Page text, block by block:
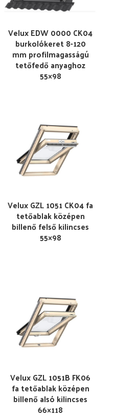
Velux EDW 0000 CK04
burkolókeret 8-120
mm profilmagasságú
tetőfedő anyaghoz
55×98
Velux GZL 1051 CK04 fa
tetőablak középen
billenő felső kilincses
55×98
Velux GZL 1051B FK06
fa tetőablak középen
billenő alsó kilincses
66×118